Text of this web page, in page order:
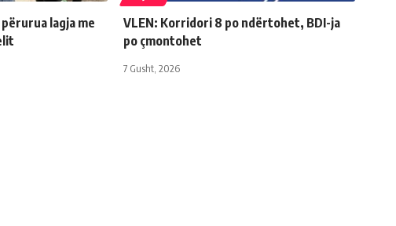
lagja me
VLEN: Korridori 8 po ndërtohet, BDI-ja
po çmontohet
7 Gusht, 2026